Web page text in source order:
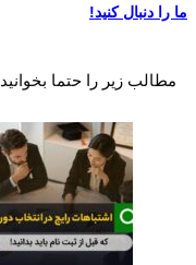
ما را دنبال کنید!
مطالب زیر را حتما بخوانید